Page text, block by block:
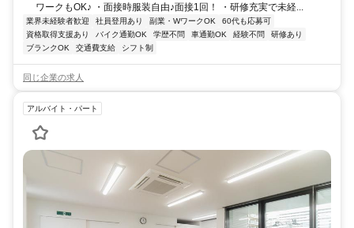
ワークもOK♪ ・面接時服装自由♪面接1回！ ・研修充実で未経...
業界未経験者歓迎 社員登用あり 副業・WワークOK
60代も応募可
資格取得支援あり
バイク通勤OK 学歴不問 車通勤OK 経験不問
研修あり
ブランクOK
交通費支給 シフト制
同じ企業の求人
アルバイト・パート